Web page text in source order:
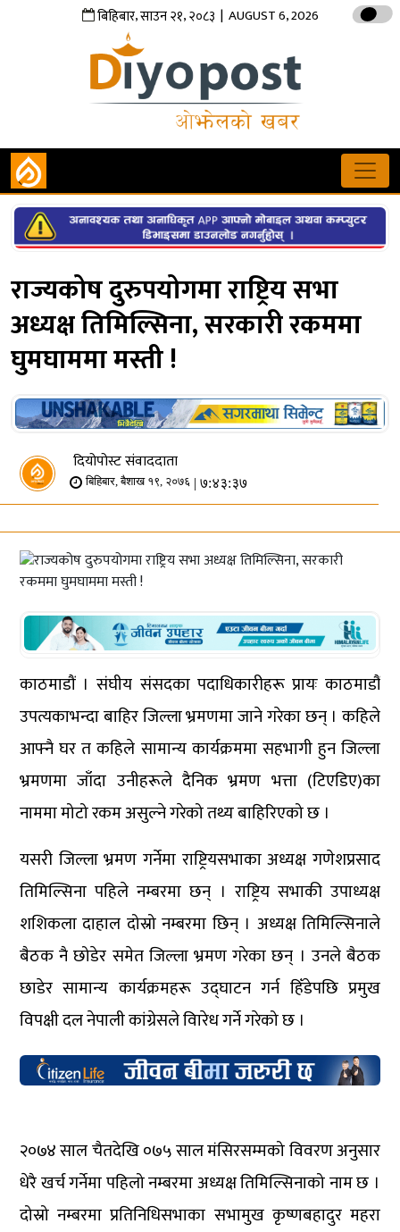
बिहिबार,साउन२१,२०८३ | AUGUST 6, 2026
राज्यकोष दुरुपयोगमा राष्ट्रिय सभा
अध्यक्ष तिमिल्सिना, सरकारी रकममा
घुमघाममा मस्ती !
दियोपोस्ट संवाददाता
बिहिबार, बैशाख १९, २०७६ | ७:४३:३७
काठमाडौं । संघीय संसदका पदाधिकारीहरू प्रायः काठमाडौं
उपत्यकाभन्दा बाहिर जिल्ला भ्रमणमा जाने गरेका छन् । कहिले
आफ्नै घर त कहिले सामान्य कार्यक्रममा सहभागी हुन जिल्ला
भ्रमणमा जाँदा उनीहरूले दैनिक भ्रमण भत्ता (टिएडिए)का
नाममा मोटो रकम असुल्ने गरेको तथ्य बाहिरिएको छ ।
यसरी जिल्ला भ्रमण गर्नेमा राष्ट्रियसभाका अध्यक्ष गणेशप्रसाद
तिमिल्सिना पहिले नम्बरमा छन् । राष्ट्रिय सभाकी उपाध्यक्ष
शशिकला दाहाल दोस्रो नम्बरमा छिन् । अध्यक्ष तिमिल्सिनाले
बैठक नै छोडेर समेत जिल्ला भ्रमण गरेका छन् । उनले बैठक
छाडेर सामान्य कार्यक्रमहरू उद्घाटन गर्न हिँडेपछि प्रमुख
विपक्षी दल नेपाली कांग्रेसले विारेध गर्ने गरेको छ ।
२०७४ साल चैतदेखि ०७५ साल मंसिरसम्मको विवरण अनुसार
धेरै खर्च गर्नेमा पहिलो नम्बरमा अध्यक्ष तिमिल्सिनाको नाम छ ।
दोस्रो नम्बरमा प्रतिनिधिसभाका सभामुख कृष्णबहादुर महरा